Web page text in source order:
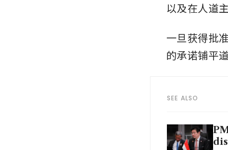
以及在人道
一旦获得批
的承诺铺平道
SEE ALSO